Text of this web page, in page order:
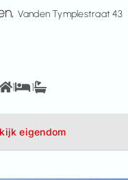
Vanden Tymplestraat 43
1 1
eigendom